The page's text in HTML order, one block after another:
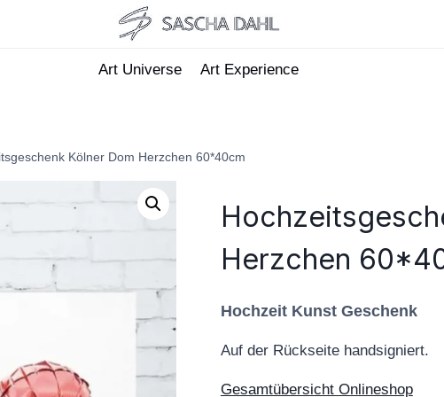
Art Universe Art Experience
Kölner Dom Herzchen 60*40cm
Herzchen
Hochzeit Kunst Geschenk
Auf der Rückseite handsigniert.
Gesamtübersicht Onlineshop